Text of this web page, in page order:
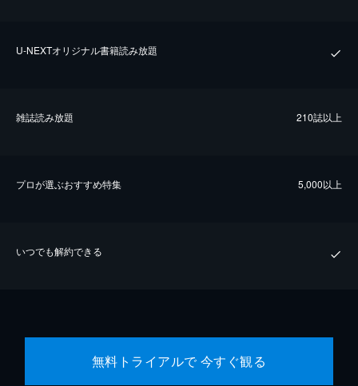
U-NEXTオリジナル書籍読み放題
雑誌読み放題 210誌以上
プロが選ぶおすすめ特集 5,000以上
いつでも解約できる
無料トライアルで 今すぐ観る